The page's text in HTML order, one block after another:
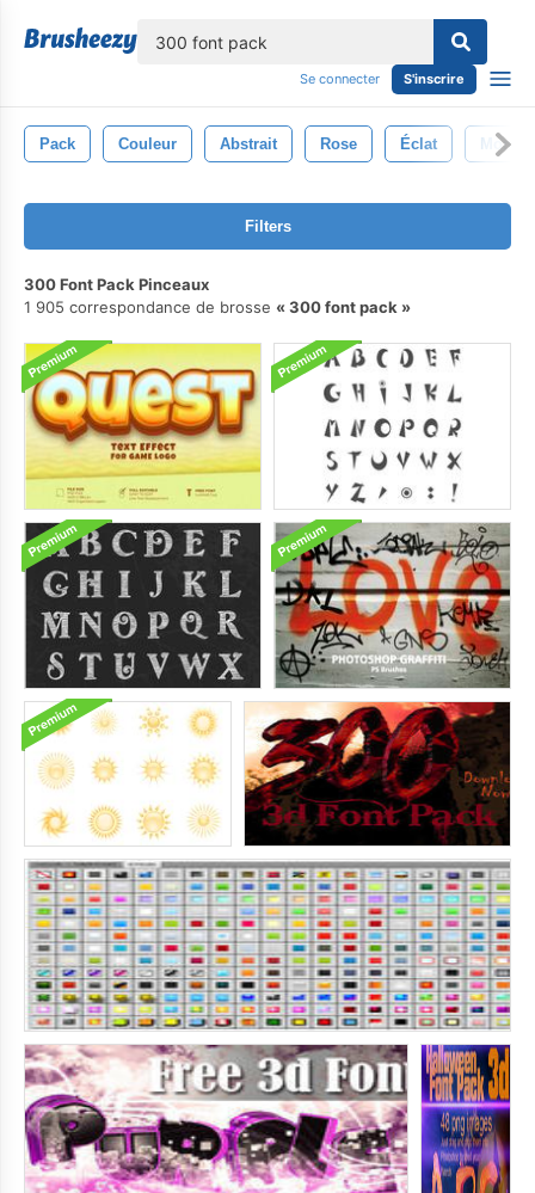
Se connecter S'inscrire
Pack Couleur Abstrait Rose Éclat
Filters
300 Font Pack Pinceaux
1 905 correspondance de brosse
300 font pack